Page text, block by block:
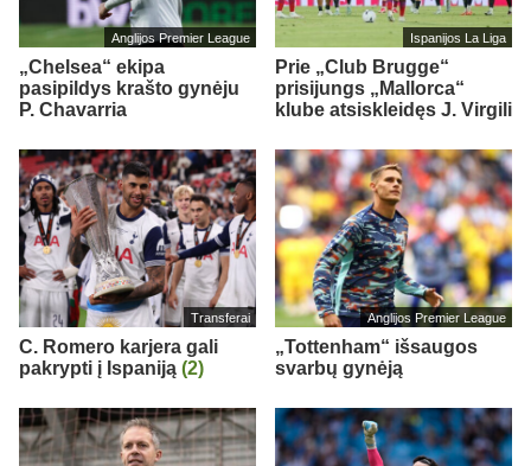
Anglijos Premier League
„Chelsea“ ekipa
pasipildys krašto gynėju
P. Chavarria
Ispanijos La Liga
Prie „Club Brugge“
prisijungs „Mallorca“
klube atsiskleidęs J. Virgili
Transferai
C. Romero karjera gali
pakrypti į Ispaniją (2)
Anglijos Premier League
„Tottenham“ išsaugos
svarbų gynėją